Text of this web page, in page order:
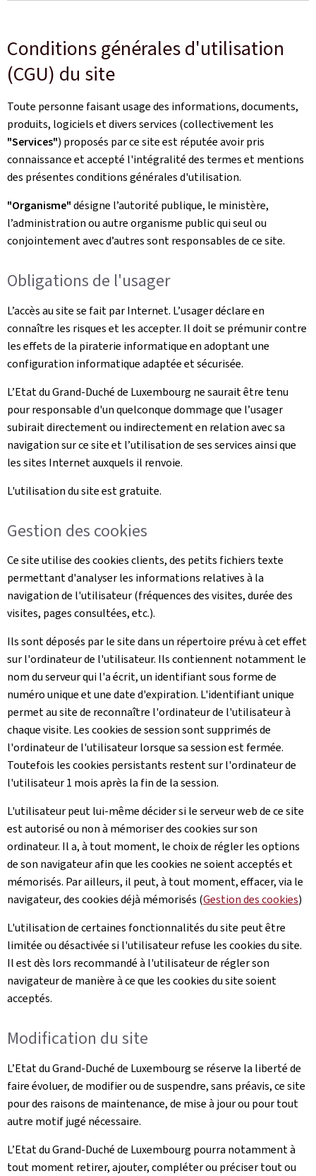
Conditions générales d'utilisation
(CGU) du site
Toute personne faisant usage des informations, documents,
produits, logiciels et divers services (collectivement les
"Services") proposés par ce site est réputée avoir pris
connaissance et accepté l'intégralité des termes et mentions
des présentes conditions générales d'utilisation.
"Organisme"désigne l’autorité publique, le ministère,
l’administration ou autre organisme public qui seul ou
conjointement avec d’autres sont responsables de ce site.
Obligations de l'usager
L’accès au site se fait par Internet. L’usager déclare en
connaître les risques et les accepter. Il doit se prémunir contre
les effets de la piraterie informatique en adoptant une
configuration informatique adaptée et sécurisée.
L’Etat du Grand-Duché de Luxembourg ne saurait être tenu
pour responsable d'un quelconque dommage que l’usager
subirait directement ou indirectement en relation avec sa
navigation sur ce site et l’utilisation de ses services ainsi que
les sites Internet auxquels il renvoie.
L'utilisation du site est gratuite.
Gestion des cookies
Ce site utilise des cookies clients, des petits fichiers texte
permettant d'analyser les informations relatives à la
navigation de l'utilisateur (fréquences des visites, durée des
visites, pages consultées, etc.).
Ils sont déposés par le site dans un répertoire prévu à cet effet
sur l'ordinateur de l'utilisateur. Ils contiennent notamment le
nom du serveur qui l'a écrit, un identifiant sous forme de
numéro unique et une date d'expiration. L'identifiant unique
permet au site de reconnaître l'ordinateur de l'utilisateur à
chaque visite. Les cookies de session sont supprimés de
l'ordinateur de l'utilisateur lorsque sa session est fermée.
Toutefois les cookies persistants restent sur l'ordinateur de
l'utilisateur 1 mois après la fin de la session.
L'utilisateur peut lui-même décider si le serveur web de ce site
est autorisé ou non à mémoriser des cookies sur son
ordinateur. Il a, à tout moment, le choix de régler les options
de son navigateur afin que les cookies ne soient acceptés et
mémorisés. Par ailleurs, il peut, à tout moment, effacer, via le
navigateur, des cookies déjà mémorisés (Gestion des cookies)
L'utilisation de certaines fonctionnalités du site peut être
limitée ou désactivée si l'utilisateur refuse les cookies du site.
Il est dès lors recommandé à l'utilisateur de régler son
navigateur de manière à ce que les cookies du site soient
acceptés.
Modification du site
L’Etat du Grand-Duché de Luxembourg se réserve la liberté de
faire évoluer, de modifier ou de suspendre, sans préavis, ce site
pour des raisons de maintenance, de mise à jour ou pour tout
autre motif jugé nécessaire.
L’Etat du Grand-Duché de Luxembourg pourra notamment à
tout moment retirer, ajouter, compléter ou préciser tout ou